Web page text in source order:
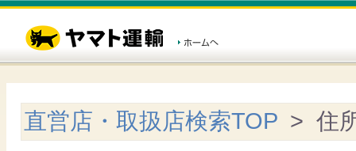
直営店・取扱店検索TOP > 住